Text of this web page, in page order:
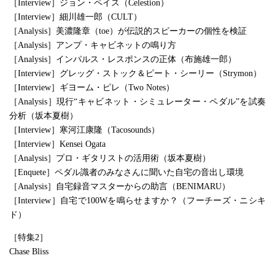
［Interview］ジョン・ペイス（Celestion）
［Interview］細川雄一郎（CULT）
［Analysis］美濃隆章（toe）が伝説的スピーカーの個性を検証
［Analysis］アンプ・キャビネットの鳴り方
［Analysis］インパルス・レスポンスの正体（布施雄一郎）
［Interview］グレッグ・ストック＆ピート・シーリー（Strymon）
［Interview］ギヨーム・ピレ（Two Notes）
［Analysis］現行“キャビネット・シミュレーター・ペダル”を試奏
分析（坂本夏樹）
［Interview］寒河江康隆（Tacosounds）
［Interview］Kensei Ogata
［Analysis］プロ・ギタリストの活用術（坂本夏樹）
［Enquete］ペダル識者のみなさんに聞いた自宅の音出し環境
［Analysis］自宅録音マスターからの助言（BENIMARU）
［Interview］自宅で100Wを鳴らせますか？（フーチーズ・ニシキ
ド）
［特集2］
Chase Bliss